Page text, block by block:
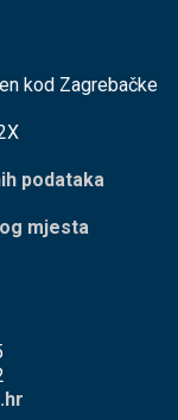
kod Zagrebačke
podataka
mjesta